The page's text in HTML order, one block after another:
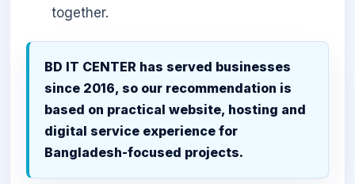
together.
BD IT CENTER has served businesses
since 2016, so our recommendation is
based on practical website, hosting and
digital service experience for
Bangladesh-focused projects.